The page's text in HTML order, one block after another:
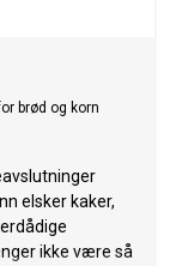
brød og korn
elsker kaker,
ikke være så